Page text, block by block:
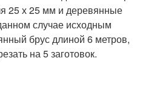
25 х 25 мм и деревянные
случае исходным
брус длиной 6 метров,
на 5 заготовок.